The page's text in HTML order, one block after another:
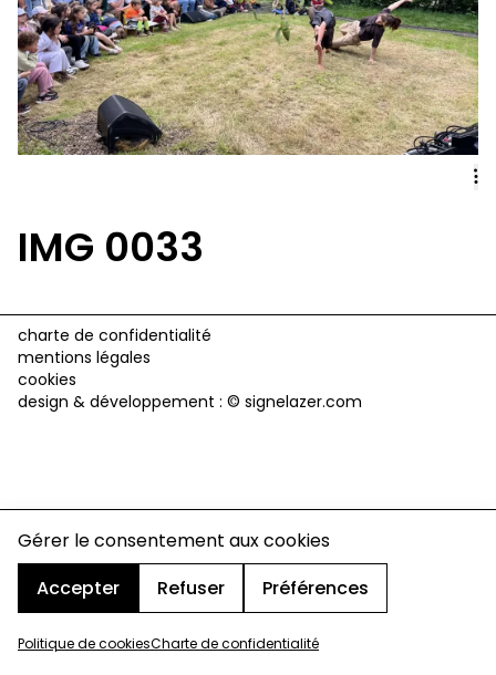
Gérer le consentement aux cookies
Accepter
Refuser Préférences
Politique de cookiesCharte de confidentialité
Journal Vénerie- version papier
Newsletter
A
IMG 0033
charte de confidentialité
mentions légales
cookies
design & développement : © signelazer.com